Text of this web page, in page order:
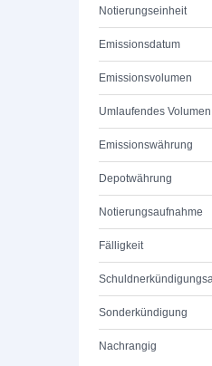
Notierungseinheit
Emissionsdatum
Emissionsvolumen
Umlaufendes Volumen
Emissionswährung
Depotwährung
Notierungsaufnahme
Fälligkeit
Sonderkündigung
Nachrangig